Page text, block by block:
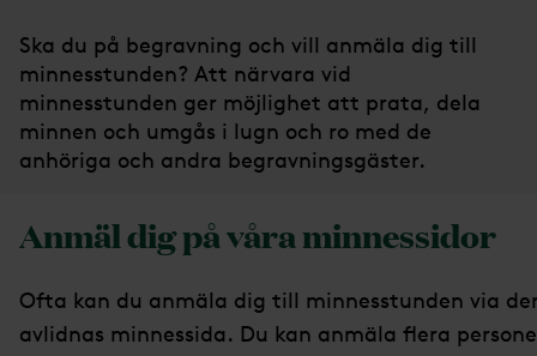
Ska du på begravning och vill anmäla dig till
minnesstunden? Att närvara vid
minnesstunden ger möjlighet att prata, dela
minnen och umgås i lugn och ro med de
anhöriga och andra begravningsgäster.
Anmäl dig på våra minnessidor
Ofta kan du anmäla dig till minnesstunden via
avlidnas minnessida. Du kan anmäla flera